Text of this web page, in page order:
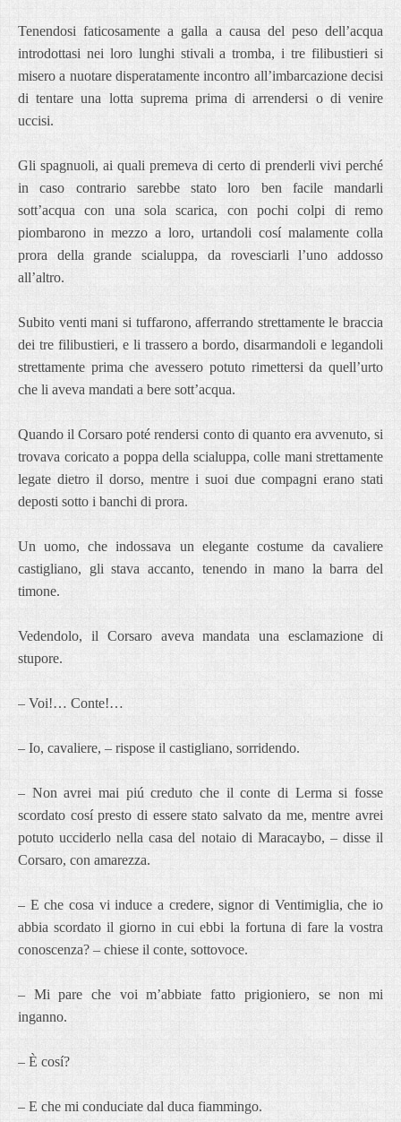
Tenendosi faticosamente a galla a causa del peso dell’acqua
introdottasi nei loro lunghi stivali a tromba, i tre filibustieri si
misero a nuotare disperatamente incontro all’imbarcazione decisi
di tentare una lotta suprema prima di arrendersi o di venire
uccisi.
Gli spagnuoli, ai quali premeva di certo di prenderli vivi perché
in caso contrario sarebbe stato loro ben facile mandarli
sott’acqua con una sola scarica, con pochi colpi di remo
piombarono in mezzo a loro, urtandoli cosí malamente colla
prora della grande scialuppa, da rovesciarli l’uno addosso
all’altro.
Subito venti mani si tuffarono, afferrando strettamente le braccia
dei tre filibustieri, e li trassero a bordo, disarmandoli e legandoli
strettamente prima che avessero potuto rimettersi da quell’urto
che li aveva mandati a bere sott’acqua.
Quando il Corsaro poté rendersi conto di quanto era avvenuto, si
trovava coricato a poppa della scialuppa, colle mani strettamente
legate dietro il dorso, mentre i suoi due compagni erano stati
deposti sotto i banchi di prora.
Un uomo, che indossava un elegante costume da cavaliere
castigliano, gli stava accanto, tenendo in mano la barra del
timone.
Vedendolo, il Corsaro aveva mandata una esclamazione di
stupore.
– Voi!… Conte!…
– Io, cavaliere, – rispose il castigliano, sorridendo.
– Non avrei mai piú creduto che il conte di Lerma si fosse
scordato cosí presto di essere stato salvato da me, mentre avrei
potuto ucciderlo nella casa del notaio di Maracaybo, – disse il
Corsaro, con amarezza.
– E che cosa vi induce a credere, signor di Ventimiglia, che io
abbia scordato il giorno in cui ebbi la fortuna di fare la vostra
conoscenza? – chiese il conte, sottovoce.
– Mi pare che voi m’abbiate fatto prigioniero, se non mi
inganno.
– È cosí?
– E che mi conduciate dal duca fiammingo.